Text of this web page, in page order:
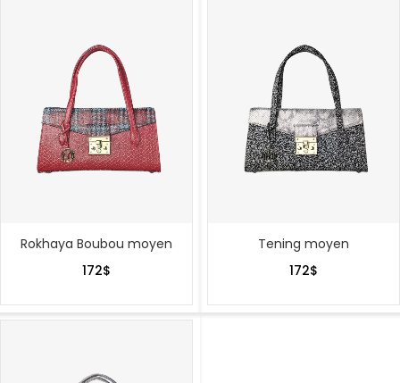
Rokhaya Boubou moyen
172$
Tening moyen
172$